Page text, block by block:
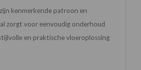
kenmerkende patroon en
zorgt voor eenvoudig onderhoud
en praktische vloeroplossing